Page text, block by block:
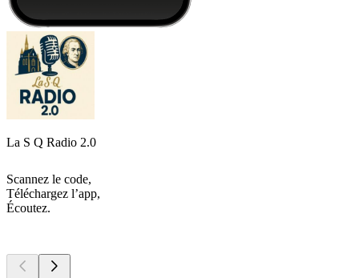
La S Q Radio 2.0
Scannez le code,
Téléchargez l’app,
Écoutez.